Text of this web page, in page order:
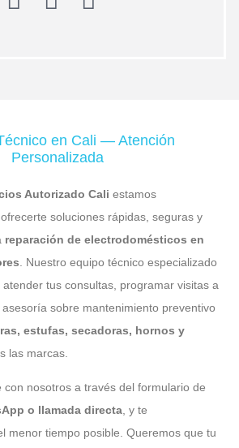
en Cali — Atención
Personalizada
Autorizado Cali estamos
soluciones rápidas, seguras y
reparación de electrodomésticos en
. Nuestro equipo técnico especializado
tus consultas, programar visitas a
sobre mantenimiento preventivo
estufas, secadoras, hornos y
las marcas.
con nosotros a través del formulario de
o llamada directa, y te
menor tiempo posible. Queremos que tu